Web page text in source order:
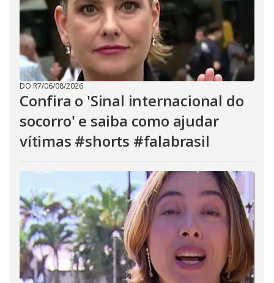
DO R7/06/08/2026
Confira o 'Sinal internacional do
socorro' e saiba como ajudar
vítimas #shorts #falabrasil